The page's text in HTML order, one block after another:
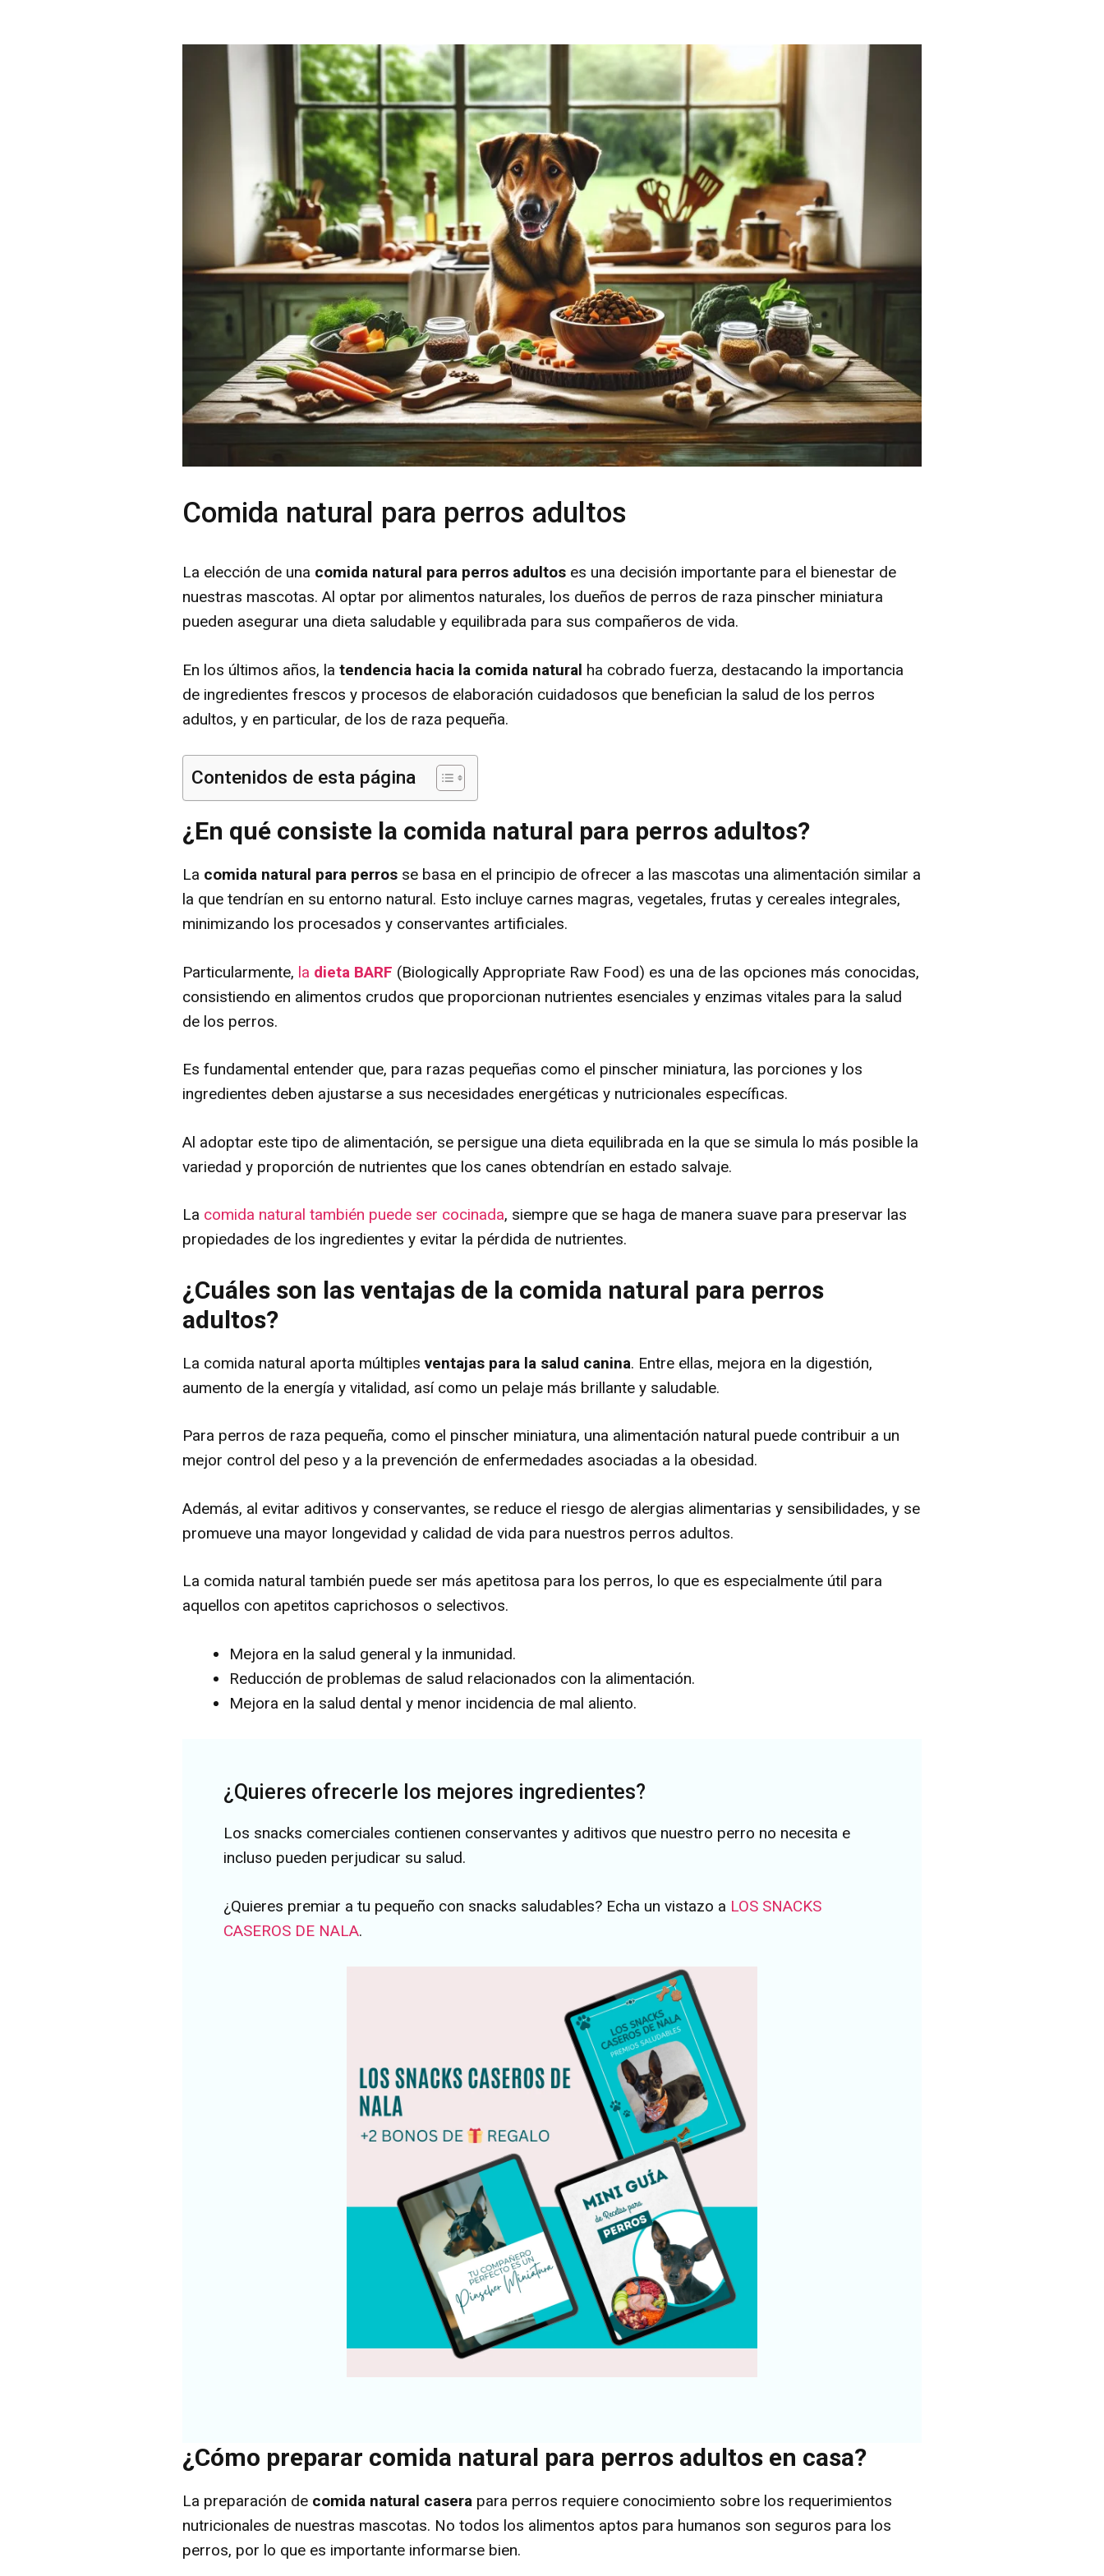
Comida natural para perros adultos
La elección de una comida natural para perros adultos es una decisión importante para el bienestar de
nuestras mascotas. Al optar por alimentos naturales, los dueños de perros de raza pinscher miniatura
pueden asegurar una dieta saludable y equilibrada para sus compañeros de vida.
En los últimos años, la tendencia hacia la comida natural ha cobrado fuerza, destacando la importancia
de ingredientes frescos y procesos de elaboración cuidadosos que benefician la salud de los perros
adultos, y en particular, de los de raza pequeña.
Contenidos de esta página
¿En qué consiste la comida natural para perros adultos?
La comida natural para perros se basa en el principio de ofrecer a las mascotas una alimentación similar a
la que tendrían en su entorno natural. Esto incluye carnes magras, vegetales, frutas y cereales integrales,
minimizando los procesados y conservantes artificiales.
Particularmente, la dieta BARF (Biologically Appropriate Raw Food) es una de las opciones más conocidas,
consistiendo en alimentos crudos que proporcionan nutrientes esenciales y enzimas vitales para la salud
de los perros.
Es fundamental entender que, para razas pequeñas como el pinscher miniatura, las porciones y los
ingredientes deben ajustarse a sus necesidades energéticas y nutricionales específicas.
Al adoptar este tipo de alimentación, se persigue una dieta equilibrada en la que se simula lo más posible la
variedad y proporción de nutrientes que los canes obtendrían en estado salvaje.
La comida natural también puede ser cocinada, siempre que se haga de manera suave para preservar las
propiedades de los ingredientes y evitar la pérdida de nutrientes.
¿Cuáles son las ventajas de la comida natural para perros
adultos?
La comida natural aporta múltiples ventajas para la salud canina. Entre ellas, mejora en la digestión,
aumento de la energía y vitalidad, así como un pelaje más brillante y saludable.
Para perros de raza pequeña, como el pinscher miniatura, una alimentación natural puede contribuir a un
mejor control del peso y a la prevención de enfermedades asociadas a la obesidad.
Además, al evitar aditivos y conservantes, se reduce el riesgo de alergias alimentarias y sensibilidades, y se
promueve una mayor longevidad y calidad de vida para nuestros perros adultos.
La comida natural también puede ser más apetitosa para los perros, lo que es especialmente útil para
aquellos con apetitos caprichosos o selectivos.
Mejora en la salud general y la inmunidad.
Reducción de problemas de salud relacionados con la alimentación.
Mejora en la salud dental y menor incidencia de mal aliento.
¿Quieres ofrecerle los mejores ingredientes?
Los snacks comerciales contienen conservantes y aditivos que nuestro perro no necesita e
incluso pueden perjudicar su salud.
¿Quieres premiar a tu pequeño con snacks saludables? Echa un vistazo a LOS SNACKS
CASEROS DE NALA.
¿Cómo preparar comida natural para perros adultos en casa?
La preparación de comida natural casera para perros requiere conocimiento sobre los requerimientos
nutricionales de nuestras mascotas. No todos los alimentos aptos para humanos son seguros para los
perros, por lo que es importante informarse bien.